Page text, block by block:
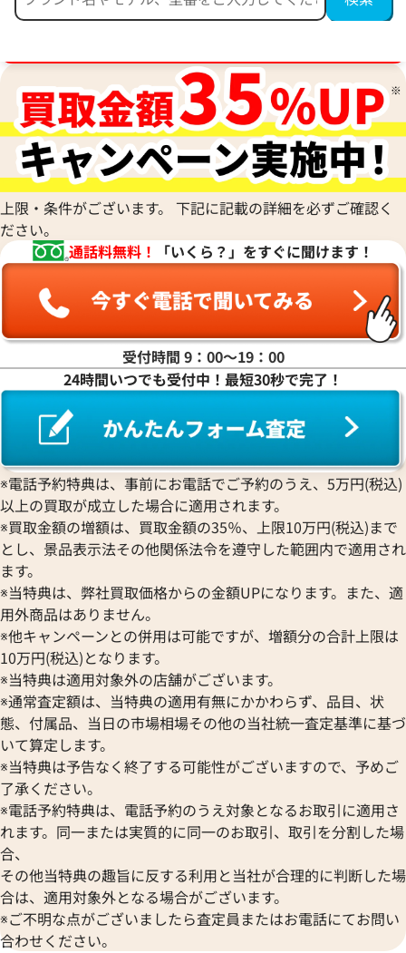
上限・条件がございます。 下記に記載の詳細を必ずご確認く
ださい。
通話料無料！
「いくら？」をすぐに聞けます！
受付時間 9：00〜19：00
24時間いつでも受付中！最短30秒で完了！
※電話予約特典は、事前にお電話でご予約のうえ、5万円(税込)
以上の買取が成立した場合に適用されます。
※買取金額の増額は、買取金額の35％、上限10万円(税込)まで
とし、景品表示法その他関係法令を遵守した範囲内で適用され
ます。
※当特典は、弊社買取価格からの金額UPになります。また、適
用外商品はありません。
※他キャンペーンとの併用は可能ですが、増額分の合計上限は
10万円(税込)となります。
※当特典は適用対象外の店舗がございます。
※通常査定額は、当特典の適用有無にかかわらず、品目、状
態、付属品、当日の市場相場その他の当社統一査定基準に基づ
いて算定します。
※当特典は予告なく終了する可能性がございますので、予めご
了承ください。
※電話予約特典は、電話予約のうえ対象となるお取引に適用さ
れます。同一または実質的に同一のお取引、取引を分割した場
合、
その他当特典の趣旨に反する利用と当社が合理的に判断した場
合は、適用対象外となる場合がございます。
※ご不明な点がございましたら査定員またはお電話にてお問い
合わせください。